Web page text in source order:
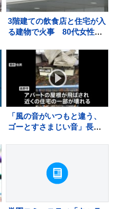
3階建ての飲食店と住宅が入
る建物で火事 80代女性が
と連絡取れず 東京・大田
区
「風の音がいつもと違う、
ゴーとすさまじい音」長野